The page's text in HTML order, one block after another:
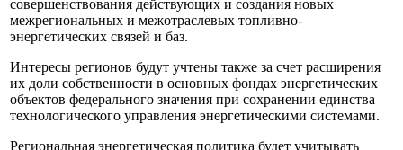
совершенствования действующих и создания новых
межрегиональных и межотраслевых топливно-
энергетических связей и баз.
Интересы регионов будут учтены также за счет расширения
их доли собственности в основных фондах энергетических
объектов федерального значения при сохранении единства
технологического управления энергетическими системами.
Региональная энергетическая политика будет учитывать